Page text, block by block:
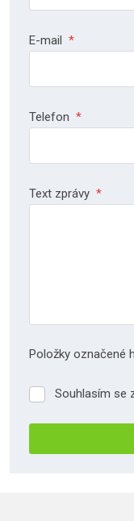
E-mail *
Telefon *
Text zprávy *
Položky označené
Souhlasím
zpracováním
Souhlasím se